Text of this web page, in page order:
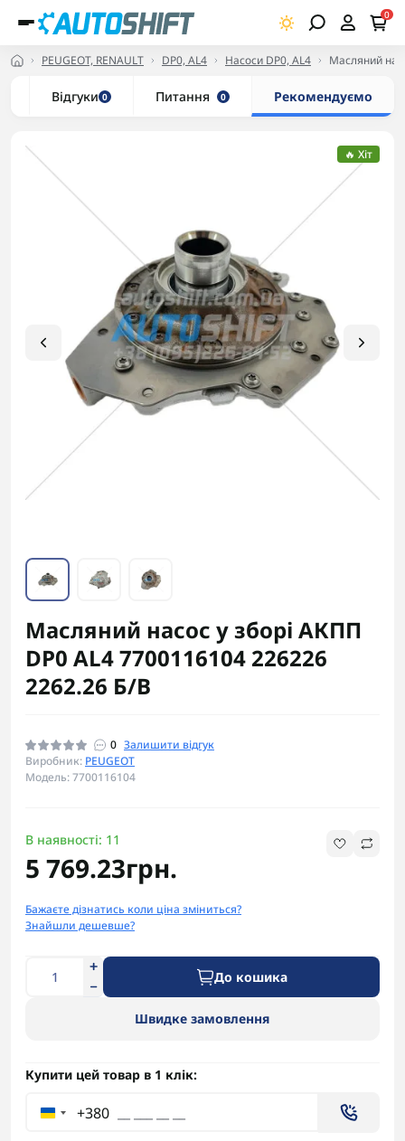
0
PEUGEOT, RENAULT DP0, AL4 Насоси DP0, AL4 Масляний
Відгуки 0 Питання 0 Рекомендуємо
🔥 Хіт
Масляний насос у зборі АКПП
DP0 AL4 7700116104 226226
2262.26 Б/В
0 Залишити відгук
Виробник: PEUGEOT
Модель: 7700116104
В наявності: 11
5 769.23грн.
Бажаєте дізнатись коли ціна зміниться?
Знайшли дешевше?
До кошика
Швидке замовлення
Купити цей товар в 1 клік:
+380